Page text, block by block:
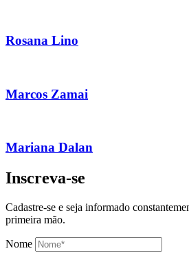
Rosana Lino
Marcos Zamai
Mariana Dalan
Inscreva-se
Cadastre-se e seja informado
primeira mão.
Nome